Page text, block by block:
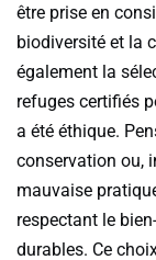
être prise en
biodiversité et la
également la
refuges certifiés
a été éthique.
conservation ou,
mauvaise
respectant le
durables. Ce